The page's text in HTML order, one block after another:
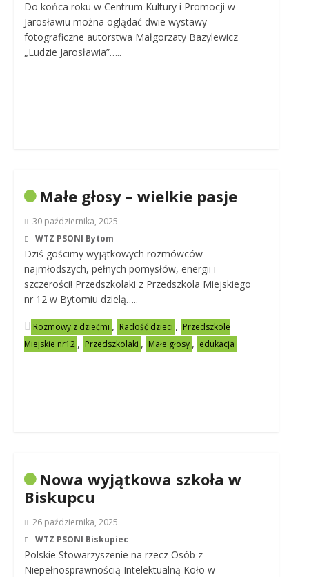
Do końca roku w Centrum Kultury i Promocji w
Jarosławiu można oglądać dwie wystawy
fotograficzne autorstwa Małgorzaty Bazylewicz
„Ludzie Jarosławia”…..
Małe głosy – wielkie pasje
30 października, 2025
WTZ PSONI Bytom
Dziś gościmy wyjątkowych rozmówców –
najmłodszych, pełnych pomysłów, energii i
szczerości! Przedszkolaki z Przedszkola Miejskiego
nr 12 w Bytomiu dzielą…..
Rozmowy z dziećmi , Radość dzieci , Przedszkole
Miejskie nr12 , Przedszkolaki , Małe głosy , edukacja
Nowa wyjątkowa szkoła w
Biskupcu
26 października, 2025
WTZ PSONI Biskupiec
Polskie Stowarzyszenie na rzecz Osób z
Niepełnosprawnością Intelektualną Koło w